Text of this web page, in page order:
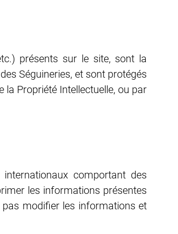
présents sur le site, sont la
Séguineries, et sont protégés
la Propriété Intellectuelle, ou par
comportant des
les informations présentes
modifier les informations et